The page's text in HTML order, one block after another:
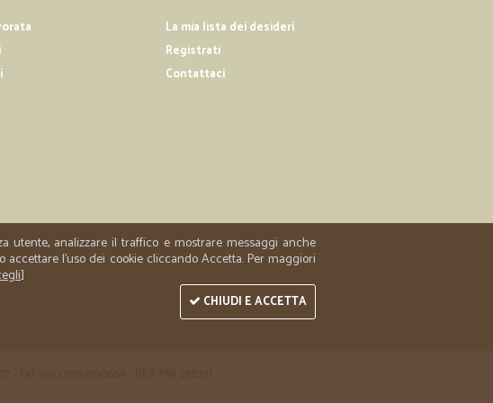
molto bene
bene, seguita ed informata per tutta la spedizione, consegna nei
imballato. Soddisfatta !!!
La mia lista dei desideri
Registrati
Contattaci
utente, analizzare il traffico e mostrare messaggi anche
l'uso dei cookie cliccando Accetta. Per maggiori
]
CHIUDI E ACCETTA